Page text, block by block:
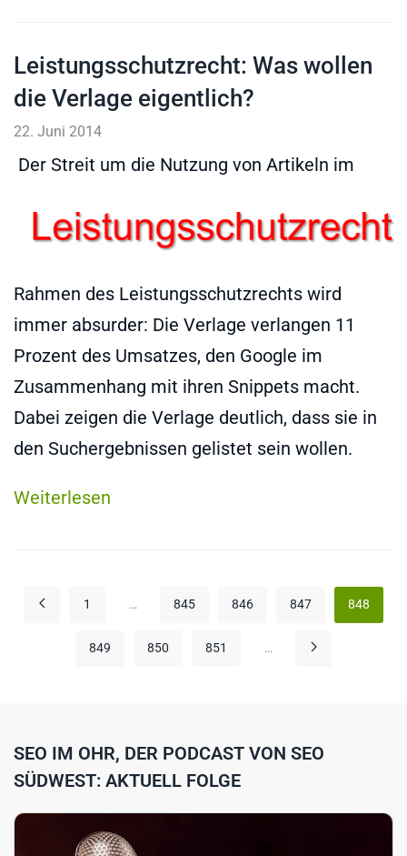
Leistungsschutzrecht: Was wollen
die Verlage eigentlich?
22. Juni 2014
Der Streit um die Nutzung von Artikeln im
Rahmen des Leistungsschutzrechts wird
immer absurder: Die Verlage verlangen 11
Prozent des Umsatzes, den Google im
Zusammenhang mit ihren Snippets macht.
Dabei zeigen die Verlage deutlich, dass sie in
den Suchergebnissen gelistet sein wollen.
Weiterlesen
1 … 845 846 847 848
849 850 851 …
SEO IM OHR, DER PODCAST VON SEO
SÜDWEST: AKTUELL FOLGE